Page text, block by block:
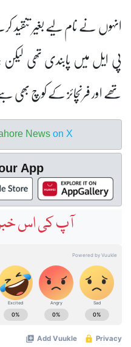
انہوں نے نام لیے بغیر تنقید
پی ایل میں پابندی تھی
تھے اور فرنچائز کے کوچ بھی
News on X
App
آپ کی اس